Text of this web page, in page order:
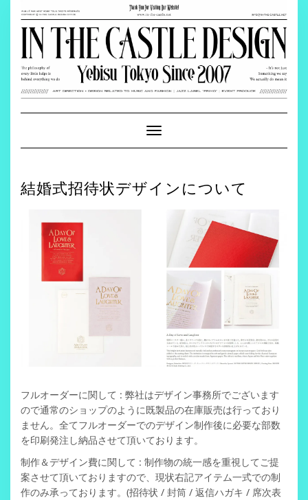
content
Toggle
Navigation
結婚式招待状デザインについて
フルオーダーに関して : 弊社はデザイン事務所でございます
ので通常のショップのように既製品の在庫販売は行っており
ません。 全てフルオーダーでのデザイン制作後に必要な部数
を印刷発注し納品させて頂いております。
制作＆デザイン費に関して : 制作物の統一感を重視してご提
案させて頂いておりますので、 現状右記アイテム一式での制
作のみ承っております。 (招待状 / 封筒 / 返信ハガキ / 席次表